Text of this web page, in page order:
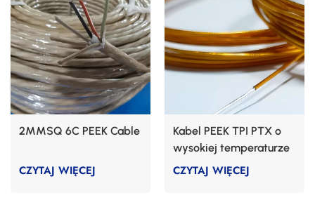
2MMSQ 6C PEEK Cable
CZYTAJ WIĘCEJ
Kabel PEEK TPI PTX o
wysokiej temperaturze
CZYTAJ WIĘCEJ